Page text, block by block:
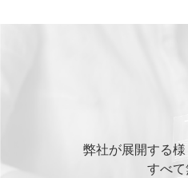
弊社が展開する
すべて